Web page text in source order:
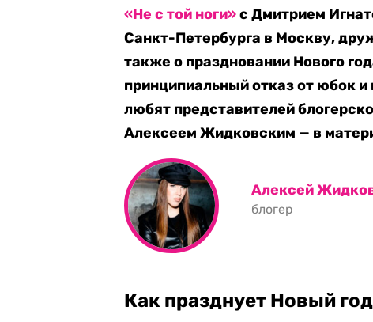
«Не с той ноги»с Дмитрием
Санкт-Петербурга в Москву,
также о праздновании Нового
принципиальный отказ от юбок и
любят представителей
Алексеем Жидковским — в
Алексей
блогер
Как празднует Новый год